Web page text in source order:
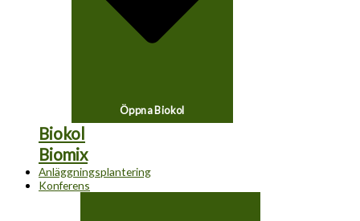
Öppna Biokol
Biokol
Biomix
Anläggningsplantering
Konferens